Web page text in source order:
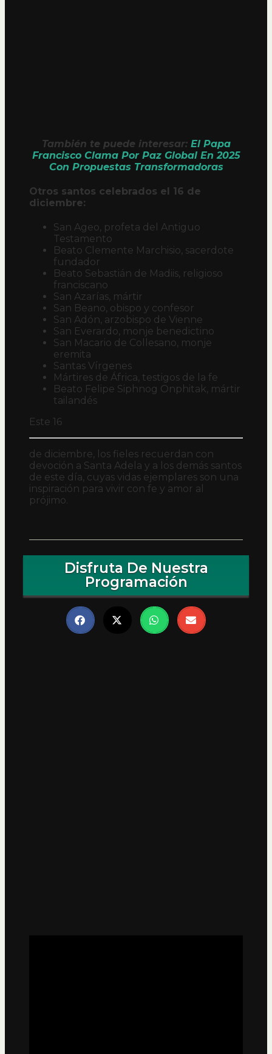
También te puede interesar: El Papa
Francisco Clama Por Paz Global En 2025
Con Propuestas Transformadoras
Otros santos celebrados el 16 de
diciembre:
San Ageo, profeta del Antiguo
Testamento
Beato Clemente Marchisio, sacerdote
fundador
Beato Sebastián de Madiis, religioso
franciscano
San Azarías, mártir
San Beano, obispo y confesor
San Adón, arzobispo de Vienne
San Everardo, monje benedictino
San Macario de Collesano, monje
eremita
Santas Vírgenes
Mártires de África, testigos de la fe
Beato Felipe Siphnog Onphitak, mártir
tailandés
Este 16
de diciembre, los fieles recuerdan con
devoción a Santa Adela y a los demás santos
de este día, cuyas vidas ejemplares son una
inspiración para vivir con fe y amor al
prójimo.
Disfruta De Nuestra
Programación